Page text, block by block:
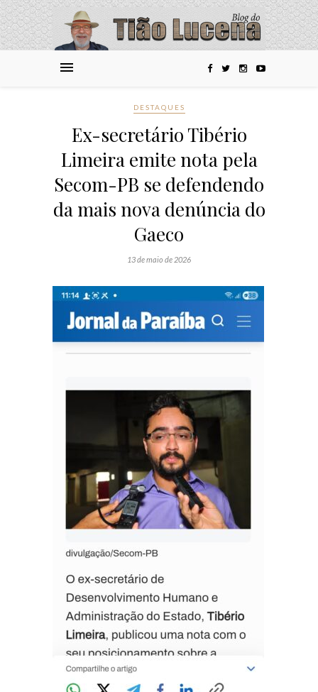
DESTAQUES
Ex-secretário Tibério
Limeira emite nota pela
Secom-PB se defendendo
da mais nova denúncia do
Gaeco
13 de maio de 2026